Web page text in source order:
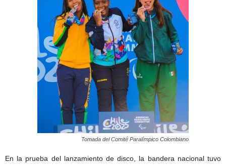
Tomada del Comité Paralímpico Colombiano
En la prueba del lanzamiento de disco, la bandera nacional tuvo